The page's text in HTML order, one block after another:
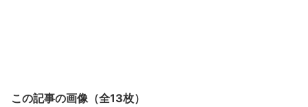
この記事の画像（全13枚）